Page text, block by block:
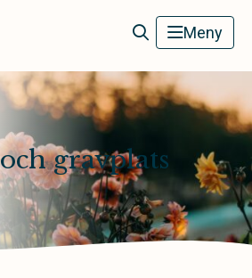
Begravningsbyrå Meny
gravplats